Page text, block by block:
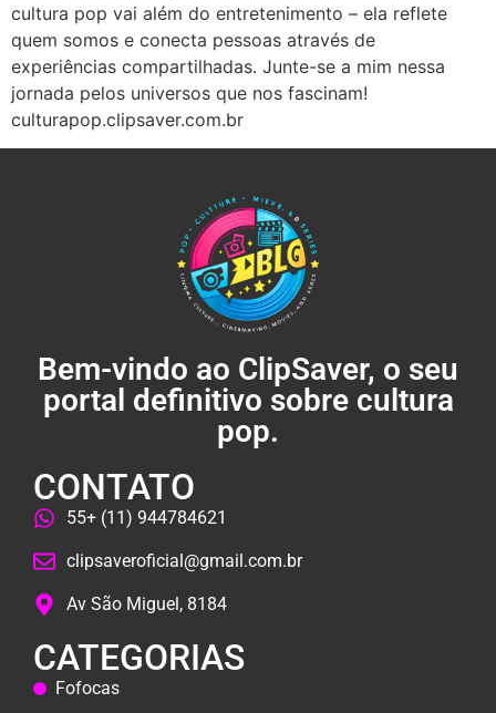
cultura pop vai além do entretenimento – ela reflete
quem somos e conecta pessoas através de
experiências compartilhadas. Junte-se a mim nessa
jornada pelos universos que nos fascinam!
culturapop.clipsaver.com.br
Bem-vindo ao ClipSaver, o seu
portal definitivo sobre cultura
pop.
CONTATO
55+ (11) 944784621
clipsaveroficial@gmail.com.br
Av São Miguel, 8184
CATEGORIAS
Fofocas